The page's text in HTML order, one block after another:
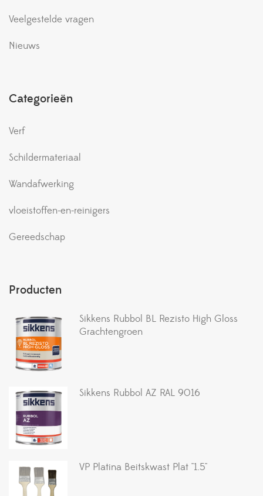
Veelgestelde vragen
Nieuws
Categorieën
Verf
Schildermateriaal
Wandafwerking
vloeistoffen-en-reinigers
Gereedschap
Producten
Sikkens Rubbol BL Rezisto High Gloss
Grachtengroen
Sikkens Rubbol AZ RAL 9016
VP Platina Beitskwast Plat ''1.5''